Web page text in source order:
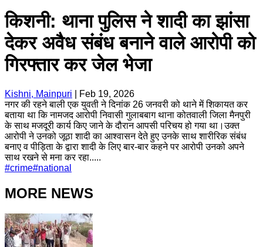
किशनी: थाना पुलिस ने शादी का झांसा
देकर अवैध संबंध बनाने वाले आरोपी को
गिरफ्तार कर जेल भेजा
Kishni, Mainpuri
Feb 19, 2026
नगर की रहने बाली एक युवती ने दिनांक 26 जनवरी को थाने में शिकायत कर
बताया था कि नामजद आरोपी निवासी गुलाबबाग थाना कोतवाली जिला मैनपुरी
के साथ मजदूरी कार्य किए जाने के दौरान आपसी परिचय हो गया था।उक्त
आरोपी ने उनको जूठा शादी का आश्वासन देते हुए उनके साथ शारीरिक संबंध
बनाए व पीड़िता के द्वारा शादी के लिए बार-बार कहने पर आरोपी उनको अपने
साथ रखने से मना कर रहा.....
#crime#national
MORE NEWS